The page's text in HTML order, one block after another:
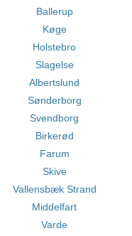
Ballerup
Køge
Holstebro
Slagelse
Albertslund
Sønderborg
Svendborg
Birkerød
Farum
Skive
Vallensbæk Strand
Middelfart
Varde